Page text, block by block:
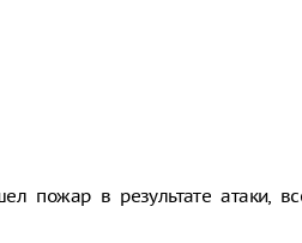
пожар в результате атаки,